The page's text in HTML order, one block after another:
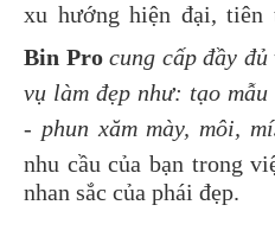
xu hướng hiện đại, tiên
Bin Procung cấp đầy đủ
vụ làm đẹp như: tạo
- phun xăm mày, môi, mí
nhu cầu của bạn trong
nhan sắc của phái đẹp.